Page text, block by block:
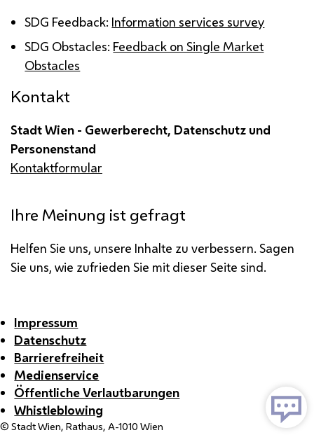
SDG Feedback: Information services survey
SDG Obstacles: Feedback on Single Market
Obstacles
Kontakt
Stadt Wien - Gewerberecht, Datenschutz und
Personenstand
Kontaktformular
Ihre Meinung ist gefragt
Helfen Sie uns, unsere Inhalte zu verbessern. Sagen
Sie uns, wie zufrieden Sie mit dieser Seite sind.
Impressum
Datenschutz
Barrierefreiheit
Medienservice
Öffentliche Verlautbarungen
Whistleblowing
© Stadt Wien, Rathaus, A-1010 Wien